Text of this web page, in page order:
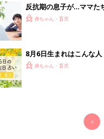
反抗期の息子が...ママた
赤ちゃん・育児
8月6日生まれはこんな
赤ちゃん・育児
<